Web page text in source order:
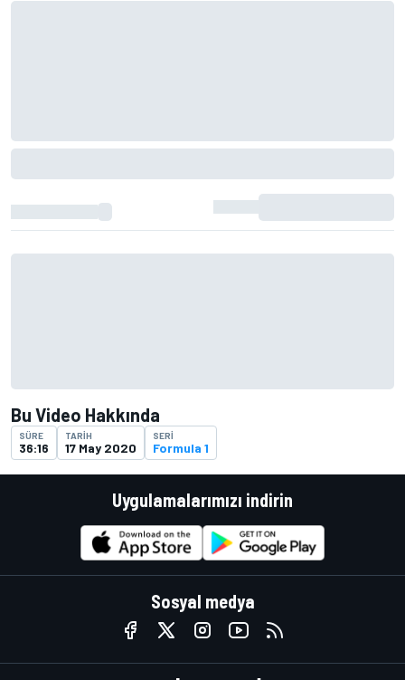
Bu Video Hakkında
SÜRE
36:16
TARIH
17 May 2020
SERI
Formula 1
Uygulamalarımızı indirin
Sosyal medya